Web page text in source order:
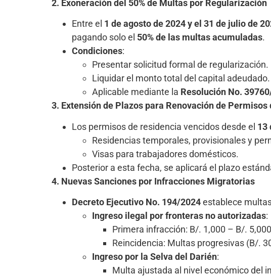
2. Exoneración del 50% de Multas por Regularización
Entre el 1 de agosto de 2024 y el 31 de julio de
pagando solo el 50% de las multas acumuladas.
Condiciones:
Presentar solicitud formal de regularización.
Liquidar el monto total del capital adeudado.
Aplicable mediante la Resolución No.
3. Extensión de Plazos para Renovación de Permisos
Los permisos de residencia vencidos desde el 13
Residencias temporales, provisionales y
Visas para trabajadores domésticos.
Posterior a esta fecha, se aplicará el plazo
4. Nuevas Sanciones por Infracciones Migratorias
Decreto Ejecutivo No. 194/2024establece
Ingreso ilegal por fronteras no autorizadas:
Primera infracción: B/. 1,000 – B/.
Reincidencia: Multas progresivas (B/.
Ingreso por la Selva del Darién:
Multa ajustada al nivel económico del